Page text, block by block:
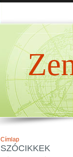
Címlap
SZÓCIKKEK